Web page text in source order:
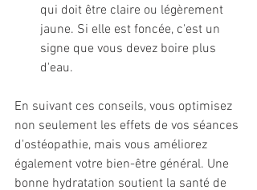
qui doit être claire ou légèrement
jaune. Si elle est foncée, c'est un
signe que vous devez boire plus
d'eau.
En suivant ces conseils, vous optimisez
non seulement les effets de vos séances
d'ostéopathie, mais vous améliorez
également votre bien-être général. Une
bonne hydratation soutient la santé de